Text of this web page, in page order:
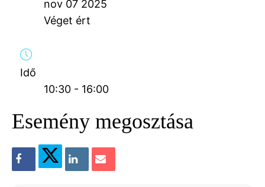
nov 07 2025
Véget ért
Idő
10:30 - 16:00
Esemény megosztása